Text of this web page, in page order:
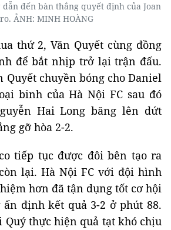
đến bàn thắng quyết định của Joan
ẢNH: MINH HOÀNG
thứ 2, Văn Quyết cùng đồng
để bắt nhịp trở lại trận đấu.
Quyết chuyền bóng cho Daniel
binh của Hà Nội FC sau đó
Hai Long băng lên dứt
gỡ hòa 2-2.
tiếp tục được đôi bên tạo ra
lại. Hà Nội FC với đội hình
hơn đã tận dụng tốt cơ hội
ấn định kết quả 3-2 ở phút 88.
Quý thực hiện quả tạt khó chịu